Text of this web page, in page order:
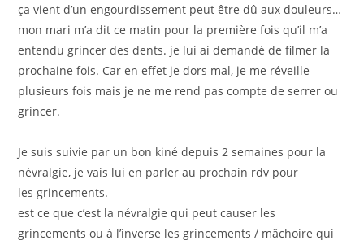
ça vient d’un engourdissement peut être dû aux douleurs…
mon mari m’a dit ce matin pour la première fois qu’il m’a
entendu grincer des dents. je lui ai demandé de filmer la
prochaine fois. Car en effet je dors mal, je me réveille
plusieurs fois mais je ne me rend pas compte de serrer ou
grincer.
Je suis suivie par un bon kiné depuis 2 semaines pour la
névralgie, je vais lui en parler au prochain rdv pour
les grincements.
est ce que c’est la névralgie qui peut causer les
grincements ou à l’inverse les grincements / mâchoire qui